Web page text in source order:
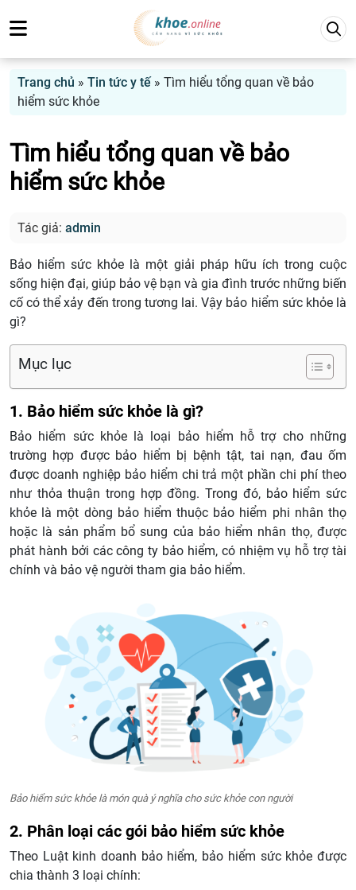
Trang chủ » Tin tức y tế» Tìm hiểu tổng quan về bảo
hiểm sức khỏe
Tìm hiểu tổng quan về bảo
hiểm sức khỏe
Tác giả: admin
Bảo hiểm sức khỏe là một giải pháp hữu ích trong cuộc
sống hiện đại, giúp bảo vệ bạn và gia đình trước những biến
cố có thể xảy đến trong tương lai. Vậy bảo hiểm sức khỏe là
gì?
Mục lục
1. Bảo hiểm sức khỏe là gì?
Bảo hiểm sức khỏe là loại bảo hiểm hỗ trợ cho những
trường hợp được bảo hiểm bị bệnh tật, tai nạn, đau ốm
được doanh nghiệp bảo hiểm chi trả một phần chi phí theo
như thỏa thuận trong hợp đồng. Trong đó, bảo hiểm sức
khỏe là một dòng bảo hiểm thuộc bảo hiểm phi nhân thọ
hoặc là sản phẩm bổ sung của bảo hiểm nhân thọ, được
phát hành bởi các công ty bảo hiểm, có nhiệm vụ hỗ trợ tài
chính và bảo vệ người tham gia bảo hiểm.
Bảo hiểm sức khỏe là món quà ý nghĩa cho sức khỏe con người
2. Phân loại các gói bảo hiểm sức khỏe
Theo Luật kinh doanh bảo hiểm, bảo hiểm sức khỏe được
chia thành 3 loại chính: